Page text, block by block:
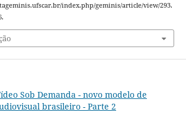
index.php/geminis/article/view/293.
Sob Demanda - novo modelo de
brasileiro - Parte 2